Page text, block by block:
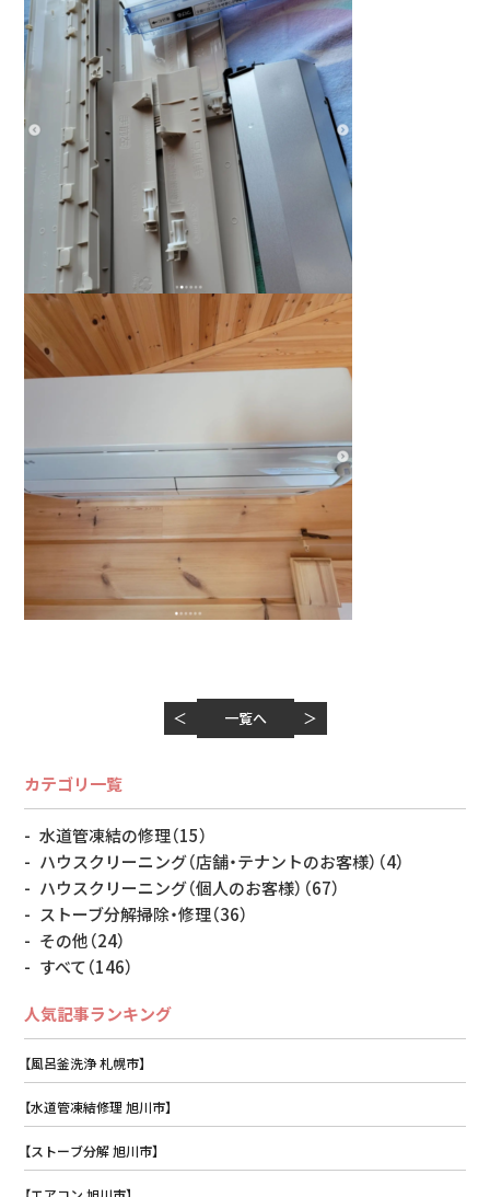
＜ 一覧へ ＞
カテゴリ一覧
すべて（146）
その他（24）
ストーブ分解掃除・修理（36）
ハウスクリーニング（個人のお客様） （67）
ハウスクリーニング（店舗・テナントのお客様） （4）
水道管凍結の修理（15）
人気記事ランキング
【風呂釜洗浄 札幌市】
【水道管凍結修理 旭川市】
【ストーブ分解 旭川市】